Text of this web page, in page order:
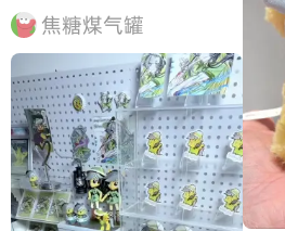
运与夏日活力与山城的手
帐er正式见面～ @里芙
studio 来啦 跟随小考拉
一起，把夏日的浪漫、游
戏的快乐和满满的好运，
都藏进手帐和笔尖 我们期
待和你共赴
焦糖煤气罐